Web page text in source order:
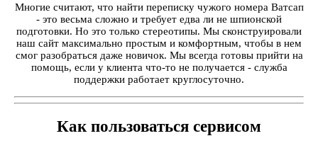
Многие считают, что найти переписку чужого номера Ватсап
- это весьма сложно и требует едва ли не шпионской
подготовки. Но это только стереотипы. Мы сконструировали
наш сайт максимально простым и комфортным, чтобы в нем
смог разобраться даже новичок. Мы всегда готовы прийти на
помощь, если у клиента что-то не получается - служба
поддержки работает круглосуточно.
Как пользоваться сервисом